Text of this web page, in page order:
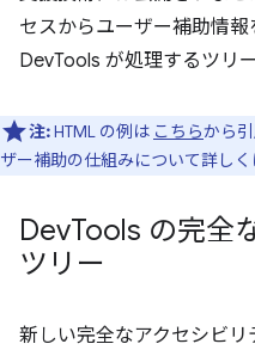
セスからユーザー補助情
DevTools が処理するツリー
注:HTML の例は こちらから
ザー補助の仕組みについて詳しく
DevTools の完全
ツリー
新しい完全なアクセシビ